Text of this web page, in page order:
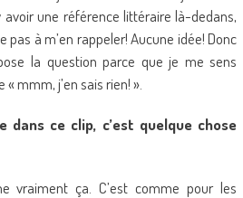
avoir une référence littéraire là-dedans,
pas à m’en rappeler! Aucune idée! Donc
la question parce que je me sens
mmm, j’en sais rien! ».
dans ce clip, c’est quelque chose
vraiment ça. C’est comme pour les